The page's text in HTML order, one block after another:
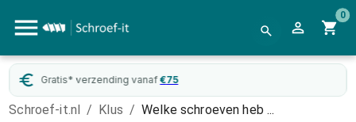
0
Gratis* verzending vanaf €75
Schroef-it.nl / Klus / Welke schroeven heb ...